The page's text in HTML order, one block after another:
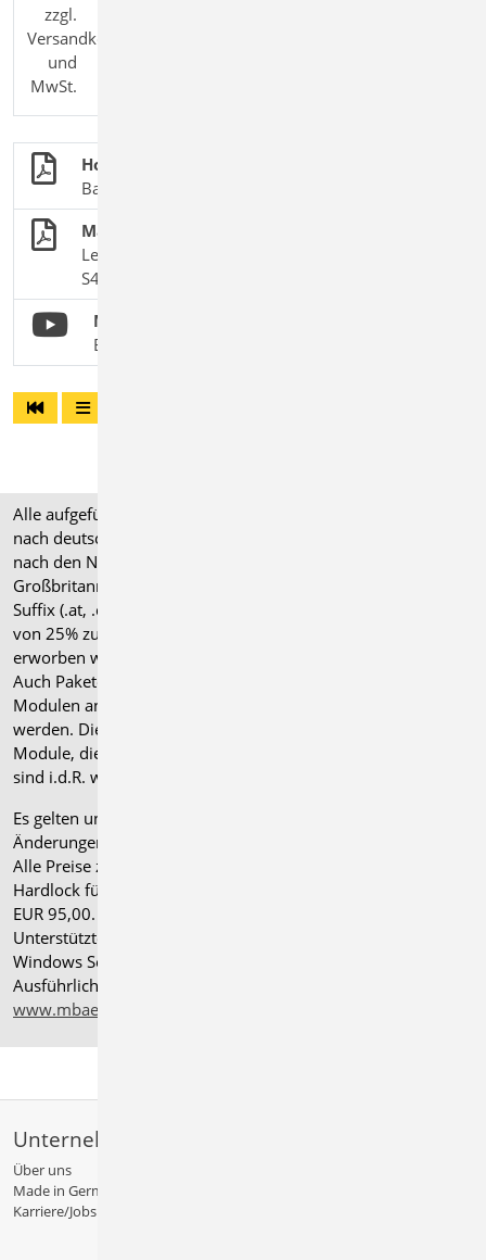
zzgl.
Versandkosten
und
MwSt.
Holzbau
BauStatik-Module nach DIN EN 1995-1-1
Mauerwerksnachweise nach EC 6
Leistungsbeschreibung des BauStatik-Moduls
S420.de Mauerwerk-Wand, Einzellasten
Mauerwerk nach Zulassung
BauStatik 2020
Alle aufgeführten Preise verstehen sich für Module/Pakete
nach deutschen Normgrundlagen (".de"). Module, die auch
nach den Normen für Österreich, Schweiz, Italien und
Großbritannien verfügbar sind, tragen ein entsprechendes
Suffix (.at, .ch, .it bzw. .uk) und können gegen einen Aufpreis
von 25% zusammen mit dem jeweiligen ".de"-Modul
erworben werden.
Auch Pakete können gegen einen Aufpreis von 25% mit
Modulen anderer Normen (.at, .ch, .it bzw. .uk) erweitert
werden. Die Paketerweiterung umfasst alle entsprechenden
Module, die zum Zeitpunkt des Kaufs verfügbar sind. Das
sind i.d.R. weniger Module als nach deutscher Norm.
Es gelten unsere
Änderungen und Irrtümer vorbehalten.
Alle Preise zzgl. Versandkosten und gesetzlicher MwSt.
Hardlock für Einzelplatzlizenz, je Arbeitsplatz erforderlich
EUR 95,00. Folgelizenz-/Netzwerkbedingungen auf Anfrage.
Unterstützte Betriebssysteme: Windows
Windows Server 2025 mit Windows Terminal Server.
Ausführliche Informationen auf
www.mbaec.de/service/systemvoraussetzungen
Unternehmen
Über uns
Made in Germany
Karriere/Jobs